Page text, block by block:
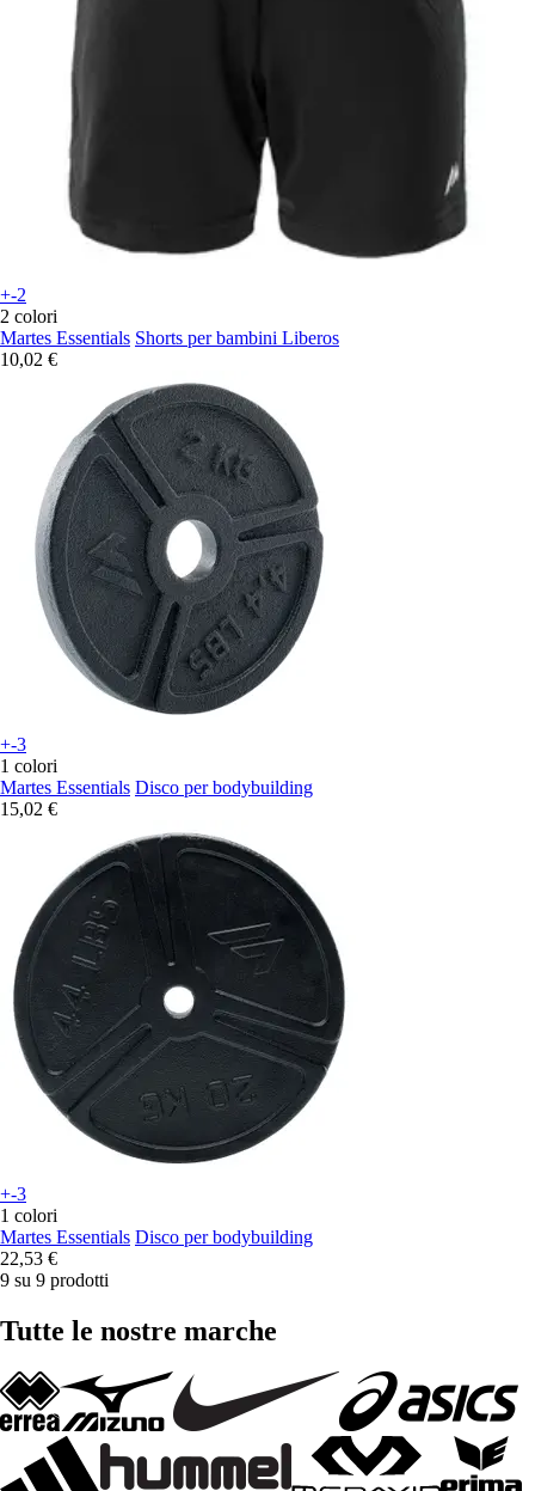
+-2
2 colori
Martes Essentials Shorts per bambini Liberos
10,02 €
+-3
1 colori
Martes Essentials Disco per bodybuilding
15,02 €
+-3
1 colori
Martes Essentials Disco per bodybuilding
22,53 €
9 su 9 prodotti
Tutte le nostre marche